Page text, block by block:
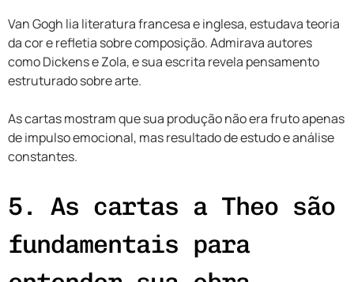
Van Gogh lia literatura francesa e inglesa, estudava teoria
da cor e refletia sobre composição. Admirava autores
como Dickens e Zola, e sua escrita revela pensamento
estruturado sobre arte.
As cartas mostram que sua produção não era fruto apenas
de impulso emocional, mas resultado de estudo e análise
constantes.
5. As cartas a Theo são
fundamentais para